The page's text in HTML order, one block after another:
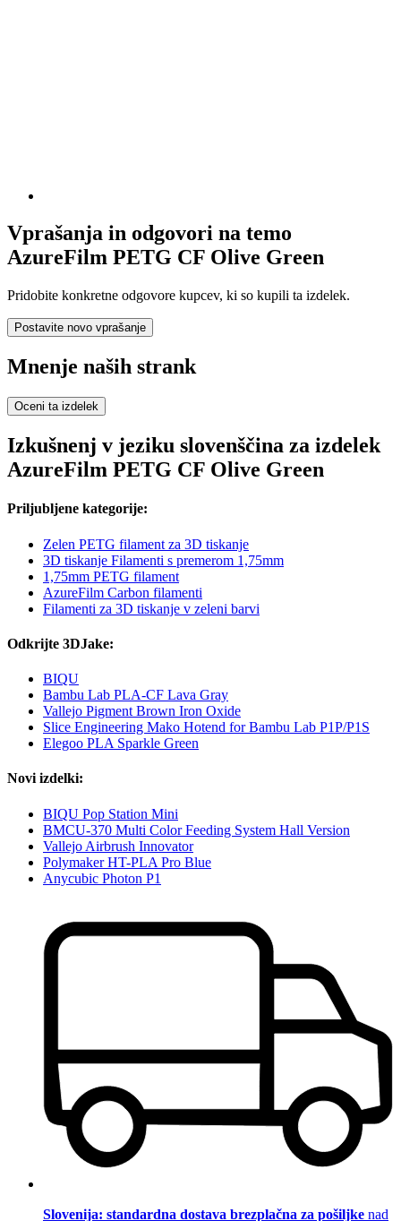
Vprašanja in odgovori na temo
AzureFilm PETG CF Olive Green
Pridobite konkretne odgovore kupcev, ki so kupili ta izdelek.
Postavite novo vprašanje
Mnenje naših strank
Oceni ta izdelek
Izkušnenj v jeziku slovenščina za izdelek
AzureFilm PETG CF Olive Green
Priljubljene kategorije:
Zelen PETG filament za 3D tiskanje
3D tiskanje Filamenti s premerom 1,75mm
1,75mm PETG filament
AzureFilm Carbon filamenti
Filamenti za 3D tiskanje v zeleni barvi
Odkrijte 3DJake:
BIQU
Bambu Lab PLA-CF Lava Gray
Vallejo Pigment Brown Iron Oxide
Slice Engineering Mako Hotend for Bambu Lab P1P/P1S
Elegoo PLA Sparkle Green
Novi izdelki:
BIQU Pop Station Mini
BMCU-370 Multi Color Feeding System Hall Version
Vallejo Airbrush Innovator
Polymaker HT-PLA Pro Blue
Anycubic Photon P1
Slovenija: standardna dostava brezplačna za pošiljke nad